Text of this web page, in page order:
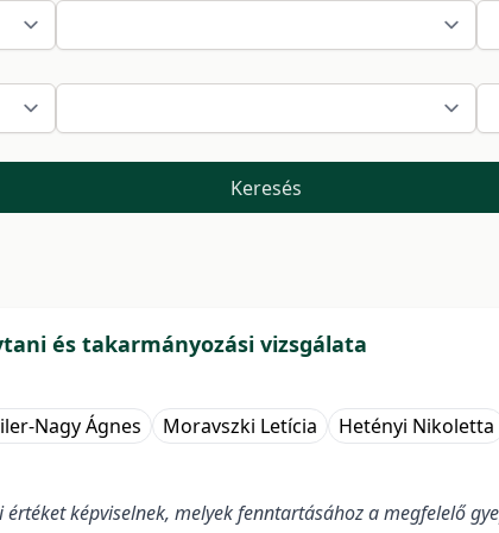
Keresés
és takarmányozási vizsgálata
Nagy Ágnes Moravszki Letícia Hetényi Nikoletta
képviselnek, melyek fenntartásához a megfelelő